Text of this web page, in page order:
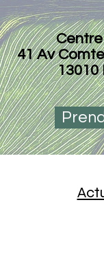
41 Av
13010